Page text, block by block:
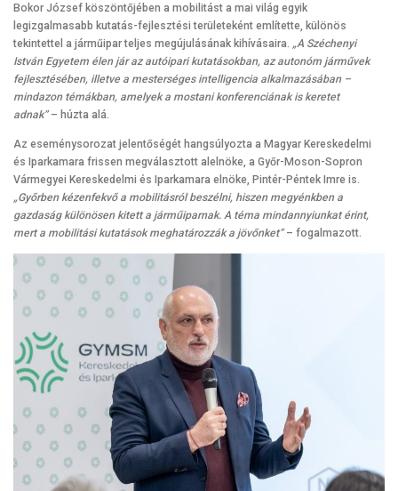
Bokor József köszöntőjében a mobilitást a mai világ egyik
legizgalmasabb kutatás-fejlesztési területeként említette, különös
tekintettel a járműipar teljes megújulásának kihívásaira. „A Széchenyi
István Egyetem élen jár az autóipari kutatásokban, az autonóm járművek
fejlesztésében, illetve a mesterséges intelligencia alkalmazásában –
mindazon témákban, amelyek a mostani konferenciának is keretet
adnak”– húzta alá.
Az eseménysorozat jelentőségét hangsúlyozta a Magyar Kereskedelmi
és Iparkamara frissen megválasztott alelnöke, a Győr-Moson-Sopron
Vármegyei Kereskedelmi és Iparkamara elnöke, Pintér-Péntek Imre is.
„Győrben kézenfekvő a mobilitásról beszélni, hiszen megyénkben a
gazdaság különösen kitett a járműiparnak. A téma mindannyiunkat érint,
mert a mobilitási kutatások meghatározzák a jövőnket”– fogalmazott.